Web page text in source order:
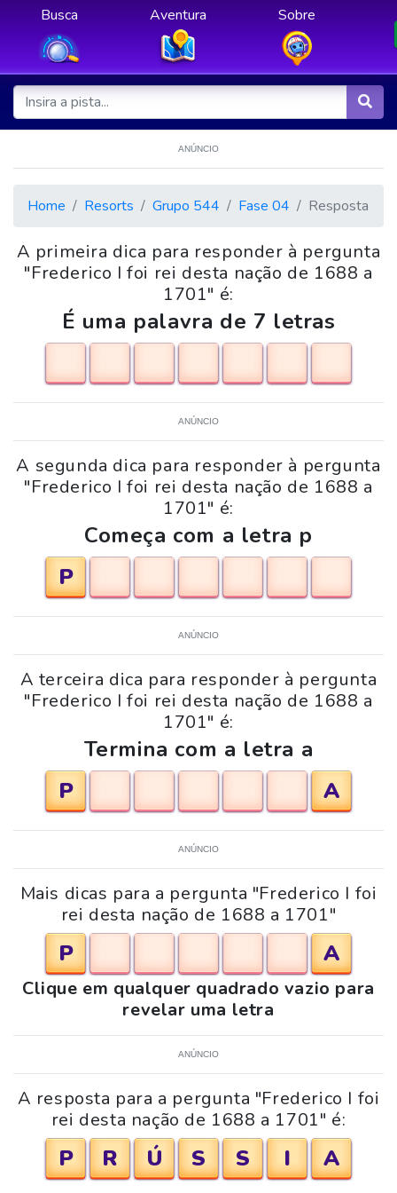
Busca Aventura Sobre
ANÚNCIO
Home Resorts Grupo 544 Fase 04 Resposta
A primeira dica para responder à pergunta
"Frederico I foi rei desta nação de 1688 a
1701" é:
É uma palavra de 7 letras
ANÚNCIO
A segunda dica para responder à pergunta
"Frederico I foi rei desta nação de 1688 a
1701" é:
Começa com a letra p
P
ANÚNCIO
A terceira dica para responder à pergunta
"Frederico I foi rei desta nação de 1688 a
1701" é:
Termina com a letra a
P
A
ANÚNCIO
Mais dicas para a pergunta "Frederico I foi
rei desta nação de 1688 a 1701"
P A
Clique em qualquer quadrado vazio para
revelar uma letra
ANÚNCIO
A resposta para a pergunta "Frederico I foi
rei desta nação de 1688 a 1701" é:
P R Ú S S I A